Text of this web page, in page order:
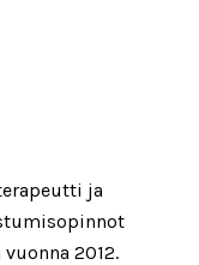
ja
2012.